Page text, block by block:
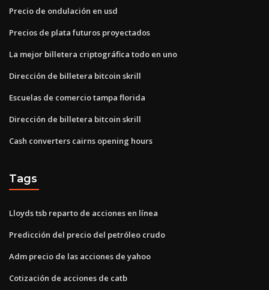
Precio de ondulación en usd
Precios de plata futuros proyectados
La mejor billetera criptográfica todo en uno
Dirección de billetera bitcoin skrill
Escuelas de comercio tampa florida
Dirección de billetera bitcoin skrill
Cash converters cairns opening hours
Tags
Lloyds tsb reparto de acciones en línea
Predicción del precio del petróleo crudo
Adm precio de las acciones de yahoo
Cotización de acciones de catb